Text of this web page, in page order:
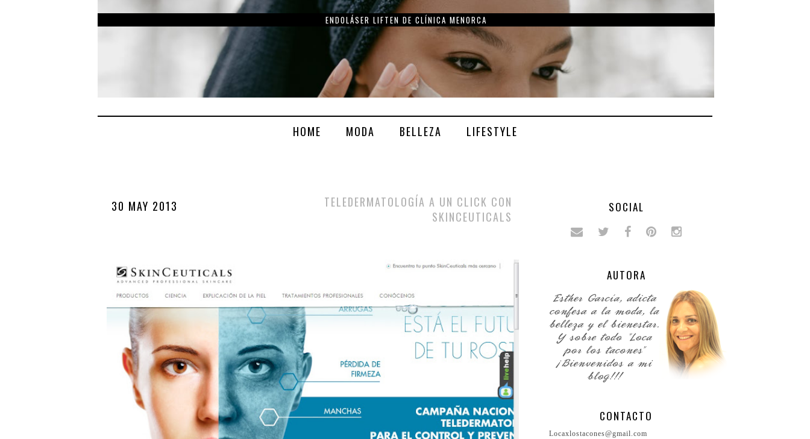
ENDOLÁSER LIFTEN DE CLÍNICA MENORCA
HOME MODA BELLEZA LIFESTYLE
30 MAY 2013
TELEDERMATOLOGÍA A UN CLICK CON
SKINCEUTICALS
SOCIAL
AUTORA
CONTACTO
Locaxlostacones@gmail.com